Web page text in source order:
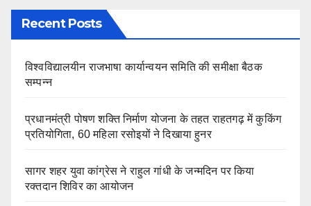
Recent Posts
विश्वविद्यालयीन राजभाषा कार्यान्वयन समिति की समीक्षा बैठक
सम्पन्न
प्रधानमंत्री पोषण शक्ति निर्माण योजना के तहत राहतगढ़ में कुकिंग
प्रतियोगिता, 60 महिला रसोइयों ने दिखाया हुनर
सागर शहर युवा कांग्रेस ने राहुल गांधी के जन्मदिन पर किया
रक्तदान शिविर का आयोजन